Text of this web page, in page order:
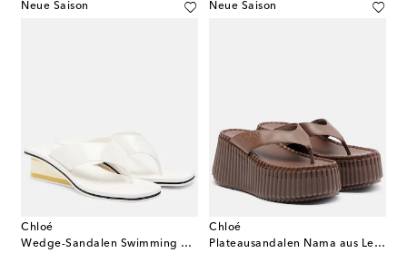
Neue Saison
Chloé
Wedge-Sandalen Swimming Cool aus Lackleder
Neue Saison
Chloé
Plateausandalen Nama aus Leder